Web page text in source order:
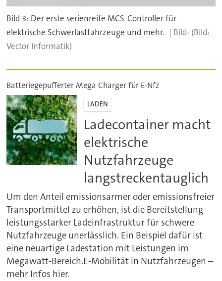
Bild 3: Der erste serienreife MCS-Controller für
elektrische Schwerlastfahrzeuge und mehr.
(Bild:
Vector Informatik)
Batteriegepufferter Mega Charger für E-Nfz
LADEN
Ladecontainer macht
elektrische
Nutzfahrzeuge
langstreckentauglich
Um den Anteil emissionsarmer oder emissionsfreier
Transportmittel zu erhöhen, ist die Bereitstellung
leistungsstarker Ladeinfrastruktur für schwere
Nutzfahrzeuge unerlässlich. Ein Beispiel dafür ist
eine neuartige Ladestation mit Leistungen im
Megawatt-Bereich.E-Mobilität in Nutzfahrzeugen –
mehr Infos hier.